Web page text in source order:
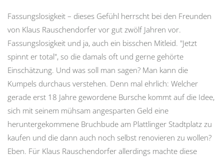
Fassungslosigkeit – dieses Gefühl herrscht bei den Freunden
von Klaus Rauschendorfer vor gut zwölf Jahren vor.
Fassungslosigkeit und ja, auch ein bisschen Mitleid. "Jetzt
spinnt er total", so die damals oft und gerne gehörte
Einschätzung. Und was soll man sagen? Man kann die
Kumpels durchaus verstehen. Denn mal ehrlich: Welcher
gerade erst 18 Jahre gewordene Bursche kommt auf die Idee,
sich mit seinem mühsam angesparten Geld eine
heruntergekommene Bruchbude am Plattlinger Stadtplatz zu
kaufen und die dann auch noch selbst renovieren zu wollen?
Eben. Für Klaus Rauschendorfer allerdings machte diese